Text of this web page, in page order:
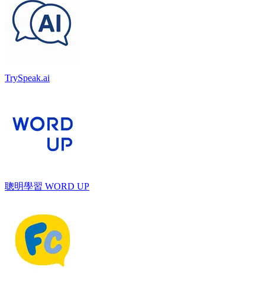
TrySpeak.ai
聰明學習 WORD UP